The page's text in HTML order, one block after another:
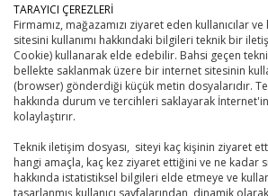
TARAYICI ÇEREZLERİ
Firmamız, mağazamızı ziyaret eden kullanıcılar ve
sitesini kullanımı hakkındaki bilgileri teknik bir
Cookie) kullanarak elde edebilir. Bahsi geçen
bellekte saklanmak üzere bir internet sitesinin
(browser) gönderdiği küçük metin dosyalarıdır.
hakkında durum ve tercihleri saklayarak İnternet'in
kolaylaştırır.
Teknik iletişim dosyası, siteyi kaç kişinin ziyaret
hangi amaçla, kaç kez ziyaret ettiğini ve ne kadar
hakkında istatistiksel bilgileri elde etmeye ve
tasarlanmış kullanıcı sayfalarından dinamik